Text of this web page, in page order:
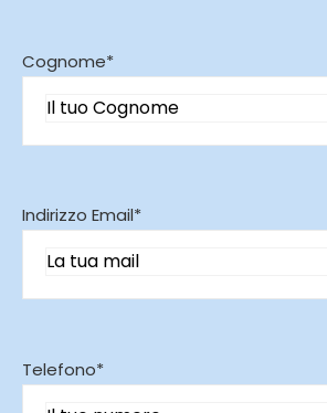
Cognome*
Indirizzo Email*
Telefono*